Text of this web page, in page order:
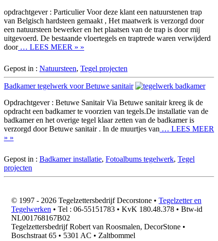
opdrachtgever : Particulier Voor deze klant een natuurstenen trap
van Belgisch hardsteen gemaakt , Het maatwerk is verzorgd door
een natuursteen bewerker en het plaatsen van de trap is door mij
uitgevoerd. De bestaande vloertegels en traptrede waren verwijderd
door… LEES MEER » »
Gepost in : Natuursteen, Tegel projecten
Badkamer tegelwerk voor Betuwe sanitair
Opdrachtgever : Betuwe Sanitair Via Betuwe sanitair kreeg ik de
opdracht een badkamer te voorzien van tegels.De installatie van de
badkamer en het overige tegel klaar zetten van de badkamer is
verzorgd door Betuwe sanitair . In de muurtjes van … LEES MEER
» »
Gepost in : Badkamer installatie, Fotoalbums tegelwerk, Tegel
projecten
© 1997 - 2026 Tegelzettersbedrijf Decorstone • Tegelzetter en
Tegelwerken • Tel : 06-55151783 • KvK 180.48.378 • Btw-id
NL001768167B02
Tegelzettersbedrijf Robert van Roosmalen, DecorStone •
Boschstraat 65 • 5301 AC • Zaltbommel